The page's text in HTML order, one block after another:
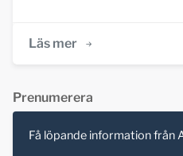
Läs mer
Prenumerera
Få löpande information från